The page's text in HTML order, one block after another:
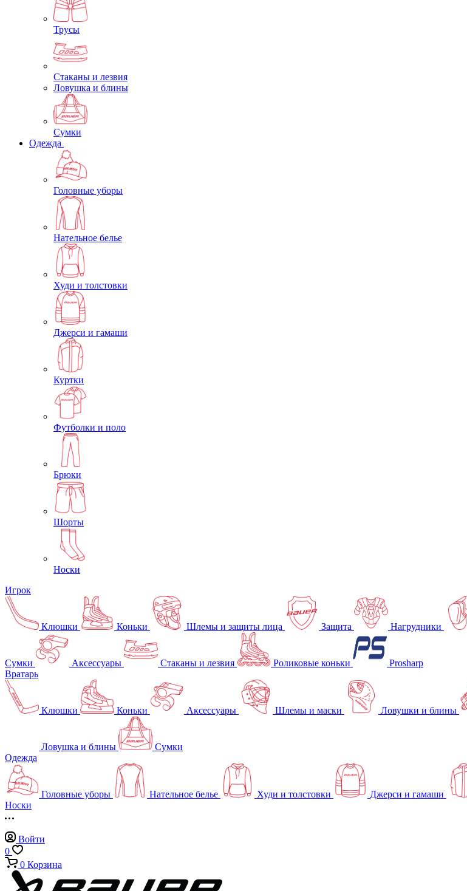
Трусы
Стаканы и лезвия
Ловушка и блины
Сумки
Одежда
Головные уборы
Нательное белье
Худи и толстовки
Джерси и гамаши
Куртки
Футболки и поло
Брюки
Шорты
Носки
Игрок
Клюшки Коньки Шлемы и защиты лица Защита Нагрудники
Сумки Аксессуары Стаканы и лезвия Роликовые коньки
Prosharp
Вратарь
Клюшки Коньки Аксессуары Шлемы и маски Ловушки и блины
Ловушка и блины
Сумки
Одежда
Головные уборы Нательное белье Худи и толстовки Джерси и гамаши
Носки
Войти
0
0 Корзина